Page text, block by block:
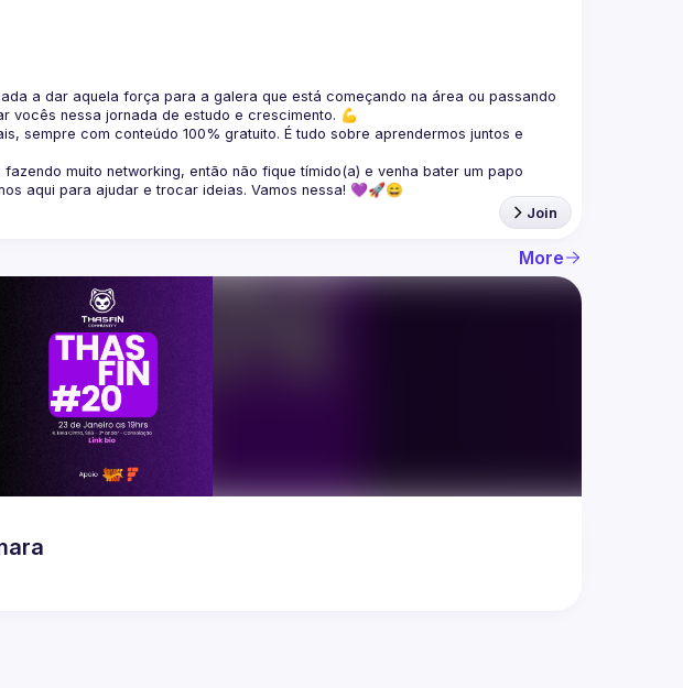
a dar aquela força para a galera que está começando na área ou passando
vocês nessa jornada de estudo e crescimento. 💪
, sempre com conteúdo 100% gratuito. É tudo sobre aprendermos juntos e
fazendo muito networking, então não fique tímido(a) e venha bater um papo
aqui para ajudar e trocar ideias. Vamos nessa! 💜🚀😄
Join
More